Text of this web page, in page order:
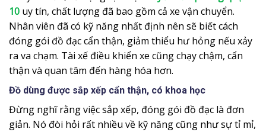
10 uy tín, chất lượng đã bao gồm cả xe vận chuyển.
Nhân viên đã có kỹ năng nhất định nên sẽ biết cách
đóng gói đồ đạc cẩn thận, giảm thiểu hư hỏng nếu xảy
ra va chạm. Tài xế điều khiển xe cũng chạy chậm, cẩn
thận và quan tâm đến hàng hóa hơn.
Đồ dùng được sắp xếp cẩn thận, có khoa học
Đừng nghĩ rằng việc sắp xếp, đóng gói đồ đạc là đơn
giản. Nó đòi hỏi rất nhiều về kỹ năng cũng như sự tỉ mỉ,